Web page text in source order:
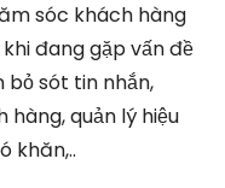
sóc khách hàng
đang gặp vấn đề
bỏ sót tin nhắn,
quản lý hiệu
khăn,..